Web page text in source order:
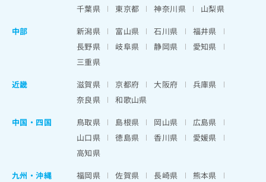
千葉県
東京都 神奈川県
山梨県
中部
新潟県 富山県 石川県
福井県
長野県
岐阜県 静岡県
愛知県
三重県
近畿
滋賀県 京都府 大阪府
兵庫県
奈良県
和歌山県
中国・四国
鳥取県 島根県 岡山県
広島県
山口県
徳島県 香川県
愛媛県
高知県
九州・沖縄
福岡県 佐賀県 長崎県
熊本県